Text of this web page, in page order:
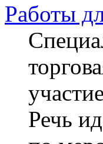
Работы
Речь